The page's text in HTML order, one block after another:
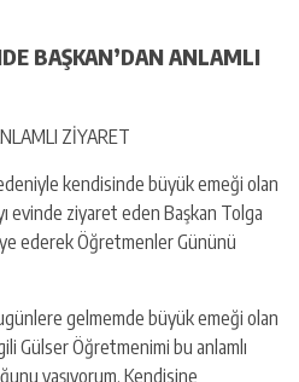
BAŞKAN’DAN ANLAMLI
ZİYARET
kendisinde büyük emeği olan
evinde ziyaret eden Başkan Tolga
ederek Öğretmenler Gününü
gelmemde büyük emeği olan
Gülser Öğretmenimi bu anlamlı
yaşıyorum. Kendisine